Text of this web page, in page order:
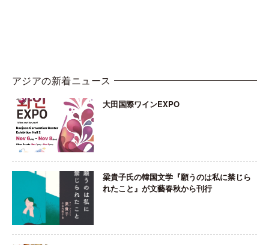
アジアの新着ニュース
大田国際ワインEXPO
梁貴子氏の韓国文学『願うのは私に禁じら
れたこと』が文藝春秋から刊行